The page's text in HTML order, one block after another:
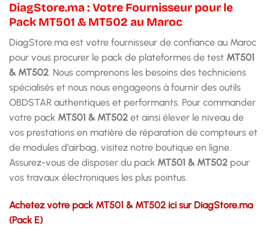
DiagStore.ma : Votre Fournisseur pour le
Pack MT501 & MT502 au Maroc
DiagStore.ma est votre fournisseur de confiance au Maroc
pour vous procurer le pack de plateformes de test MT501
& MT502. Nous comprenons les besoins des techniciens
spécialisés et nous nous engageons à fournir des outils
OBDSTAR authentiques et performants. Pour commander
votre pack MT501 & MT502 et ainsi élever le niveau de
vos prestations en matière de réparation de compteurs et
de modules d’airbag, visitez notre boutique en ligne.
Assurez-vous de disposer du pack MT501 & MT502 pour
vos travaux électroniques les plus pointus.
Achetez votre pack MT501 & MT502 ici sur DiagStore.ma
(Pack E)